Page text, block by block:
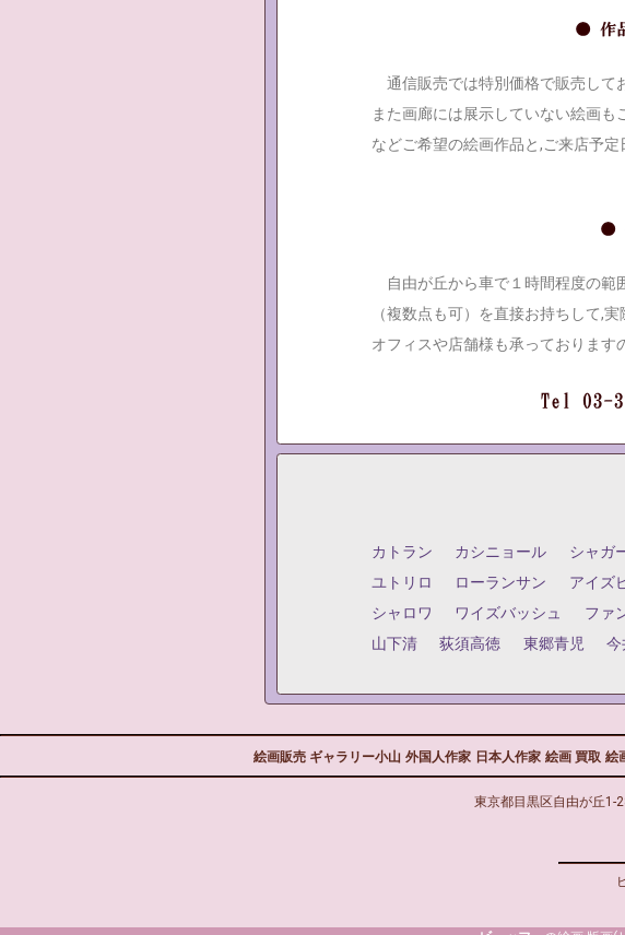
通信販売では特別価格で販売して
また画廊には展示していない絵画も
などご希望の絵画作品と,ご来店予定
自由が丘から車で１時間程度の範
（複数点も可）を直接お持ちして,
オフィスや店舗様も承っております
カトラン カシニョール シャガ
ユトリロ
ローランサン アイズ
シャロワ
ワイズバッシュ ファ
山下清
荻須高徳 東郷青児 今
絵画販売 ギャラリー小山 外国人作家 日本人作家 絵画 買取 絵
東京都目黒区自由が丘1-